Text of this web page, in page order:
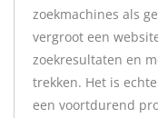
zoekmachines als
vergroot een
zoekresultaten en
trekken. Het is
een voortdurend